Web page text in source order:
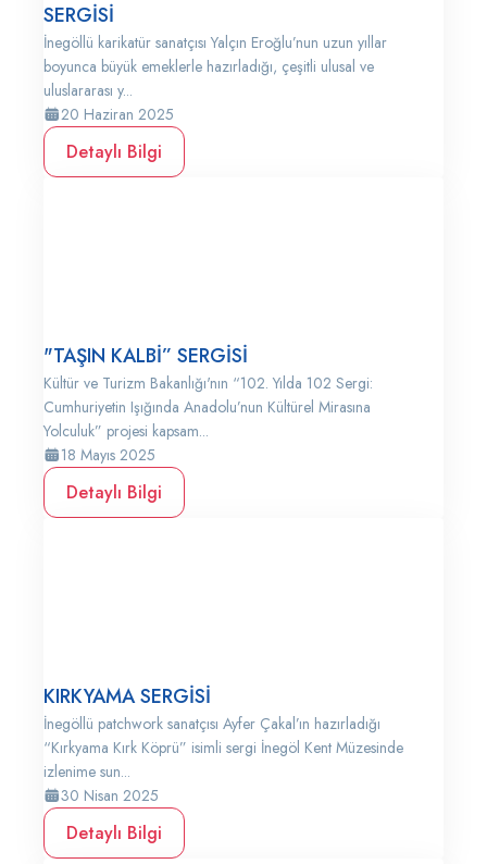
SERGİSİ
İnegöllü karikatür sanatçısı Yalçın Eroğlu’nun uzun yıllar
boyunca büyük emeklerle hazırladığı, çeşitli ulusal ve
uluslararası y...
20 Haziran 2025
Detaylı Bilgi
"TAŞIN KALBİ” SERGİSİ
Kültür ve Turizm Bakanlığı'nın “102. Yılda 102 Sergi:
Cumhuriyetin Işığında Anadolu’nun Kültürel Mirasına
Yolculuk” projesi kapsam...
18 Mayıs 2025
Detaylı Bilgi
KIRKYAMA SERGİSİ
İnegöllü patchwork sanatçısı Ayfer Çakal’ın hazırladığı
“Kırkyama Kırk Köprü” isimli sergi İnegöl Kent Müzesinde
izlenime sun...
30 Nisan 2025
Detaylı Bilgi